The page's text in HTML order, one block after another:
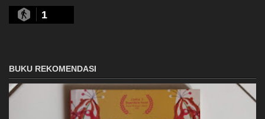
1
BUKU REKOMENDASI